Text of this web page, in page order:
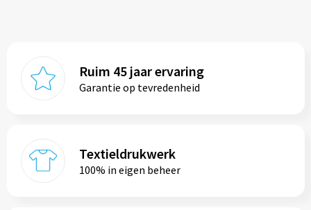
Ruim 45 jaar ervaring
Garantie op tevredenheid
Textieldrukwerk
100% in eigen beheer